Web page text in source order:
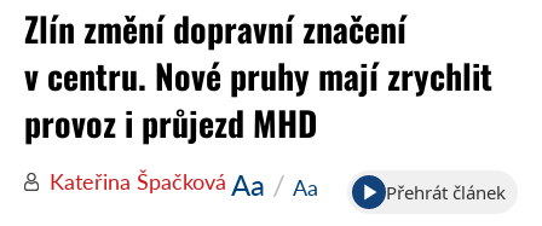
Zlín změní dopravní značení
v centru. Nové pruhy mají zrychlit
provoz i průjezd MHD
Kateřina Špačková Aa / Aa Přehrát článek